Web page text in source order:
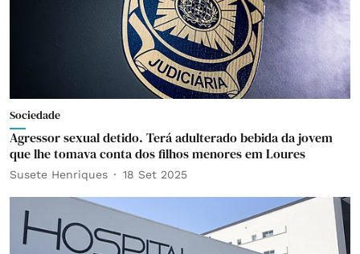
Sociedade
Agressor sexual detido. Terá adulterado bebida da jovem
que lhe tomava conta dos filhos menores em Loures
Susete Henriques 18 Set 2025